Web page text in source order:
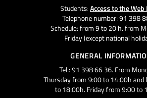
Students:Access to the Web
Telephone number: 91 398
Schedule: from 9 to 20 h. from
Friday (except national
GENERAL
Tel.: 91 398 66 36. From
Thursday from 9:00 to 14:00h and
to 18:00h. Friday from 9:00 to